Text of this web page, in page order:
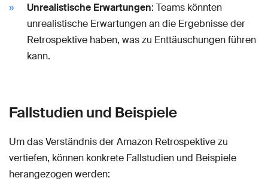
Unrealistische Erwartungen: Teams könnten
unrealistische Erwartungen an die Ergebnisse der
Retrospektive haben, was zu Enttäuschungen führen
kann.
Fallstudien und Beispiele
Um das Verständnis der Amazon Retrospektive zu
vertiefen, können konkrete Fallstudien und Beispiele
herangezogen werden: